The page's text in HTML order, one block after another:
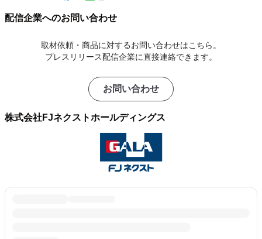
配信企業へのお問い合わせ
取材依頼・商品に対するお問い合わせはこちら。
プレスリリース配信企業に直接連絡できます。
お問い合わせ
株式会社FJネクストホールディングス